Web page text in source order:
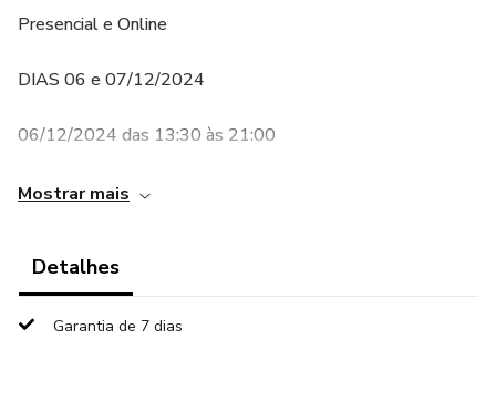
Presencial e Online
DIAS 06 e 07/12/2024
06/12/2024 das 13:30 às 21:00
07/12/2024 das 8:30 às 17:00
voltado para a aplicação do Lean Thinking na gestão de
escritórios de advocacia previdenciária, oferecendo uma
abordagem prática e estratégica para otimizar processos,
Mostrar mais
Detalhes
Garantia de 7 dias